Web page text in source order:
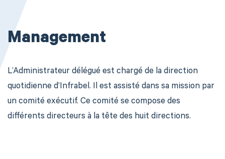
Management
L’Administrateur délégué est chargé de la direction
quotidienne d’Infrabel. Il est assisté dans sa mission par
un comité exécutif. Ce comité se compose des
différents directeurs à la tête des huit directions.